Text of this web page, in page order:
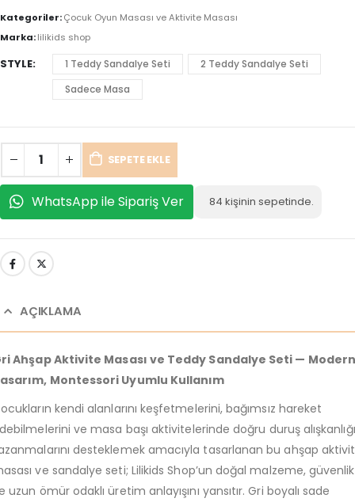
Kategoriler:Çocuk Oyun Masası ve Aktivite Masası
Marka:lilikids shop
STYLE 1 Teddy Sandalye Seti
2 Teddy Sandalye Seti
Sadece Masa
SEPETE EKLE
WhatsApp ile Sipariş Ver 84 kişinin sepetinde.
AÇIKLAMA
Ahşap Aktivite Masası ve Teddy Sandalye Seti — Modern
Montessori Uyumlu Kullanım
kendi alanlarını keşfetmelerini, bağımsız hareket
ve masa başı aktivitelerinde doğru duruş alışkanlığı
desteklemek amacıyla tasarlanan bu ahşap
ve sandalye seti; Lilikids Shop’un doğal malzeme, güvenlik
uzun ömür odaklı üretim anlayışını yansıtır. Gri boyalı sade